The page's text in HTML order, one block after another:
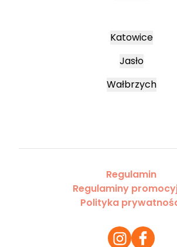
Katowice
Jasło
Wałbrzych
Regulamin
Regulaminy
Polityka